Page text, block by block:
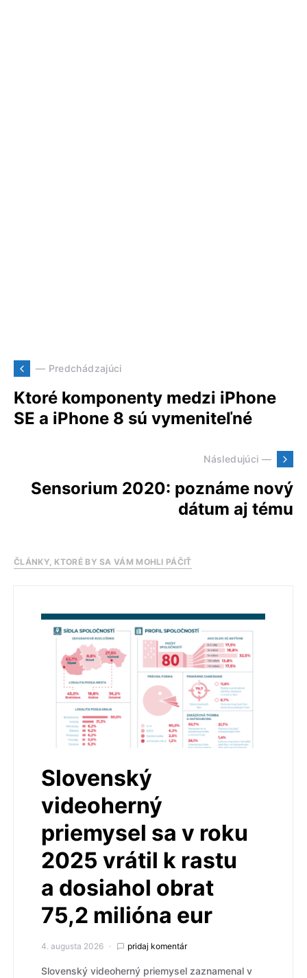
— Predchádzajúci
Ktoré komponenty medzi iPhone
SE a iPhone 8 sú vymeniteľné
Následujúci —
Sensorium 2020: poznáme nový
dátum aj tému
ČLÁNKY, KTORÉ BY SA VÁM MOHLI PÁČIŤ
Slovenský
videoherný
priemysel sa v roku
2025 vrátil k rastu
a dosiahol obrat
75,2 milióna eur
4. augusta 2026 pridaj komentár
Slovenský videoherný priemysel zaznamenal v